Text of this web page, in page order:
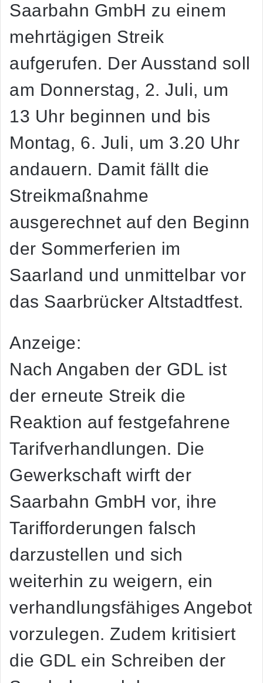
Saarbahn GmbH zu einem
mehrtägigen Streik
aufgerufen. Der Ausstand soll
am Donnerstag, 2. Juli, um
13 Uhr beginnen und bis
Montag, 6. Juli, um 3.20 Uhr
andauern. Damit fällt die
Streikmaßnahme
ausgerechnet auf den Beginn
der Sommerferien im
Saarland und unmittelbar vor
das Saarbrücker Altstadtfest.
Anzeige:
Nach Angaben der GDL ist
der erneute Streik die
Reaktion auf festgefahrene
Tarifverhandlungen. Die
Gewerkschaft wirft der
Saarbahn GmbH vor, ihre
Tarifforderungen falsch
darzustellen und sich
weiterhin zu weigern, ein
verhandlungsfähiges Angebot
vorzulegen. Zudem kritisiert
die GDL ein Schreiben der